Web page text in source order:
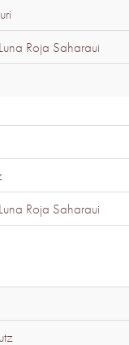
Roja Saharaui
Roja Saharaui